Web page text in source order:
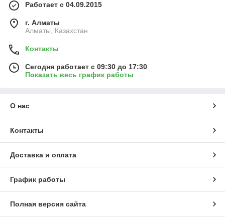
Работает с 04.09.2015
г. Алматы
Алматы, Казахстан
Контакты
Сегодня работает с 09:30 до 17:30
Показать весь график работы
О нас
Контакты
Доставка и оплата
График работы
Полная версия сайта